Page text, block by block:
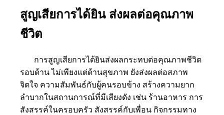
สูญเสียการได้ยิน ส่งผลต่อคุณภาพ
ชีวิต
การสูญเสียการได้ยินส่งผลกระทบต่อคุณภาพชีวิต
รอบด้าน ไม่เพียงแต่ด้านสุขภาพ ยังส่งผลต่อสภาพ
จิตใจ ความสัมพันธ์กับผู้คนรอบข้าง สร้างความยาก
ลำบากในสถานการณ์ที่มีเสียงดัง เช่น ร้านอาหาร การ
สังสรรค์ในครอบครัว สังสรรค์กับเพื่อน กิจกรรมทาง